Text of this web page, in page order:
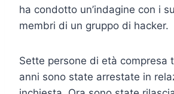
ha condotto un’indagine con i
membri di un gruppo di hacker.
Sette persone di età compresa
anni sono state arrestate in